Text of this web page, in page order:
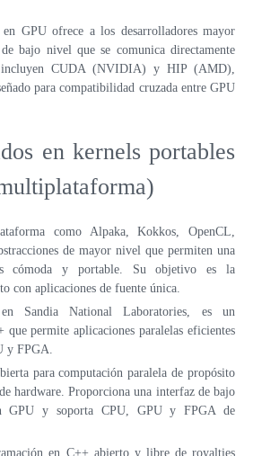
GPU ofrece a los desarrolladores mayor
bajo nivel que se comunica directamente
CUDA (NVIDIA) y HIP (AMD),
para compatibilidad cruzada entre GPU
en kernels portables
como Alpaka, Kokkos, OpenCL,
de mayor nivel que permiten una
cómoda y portable. Su objetivo es la
con aplicaciones de fuente única.
Sandia National Laboratories, es un
que permite aplicaciones paralelas eficientes
y FPGA.
para computación paralela de propósito
hardware. Proporciona una interfaz de bajo
GPU y soporta CPU, GPU y FPGA de
en C++ abierto y libre de royalties